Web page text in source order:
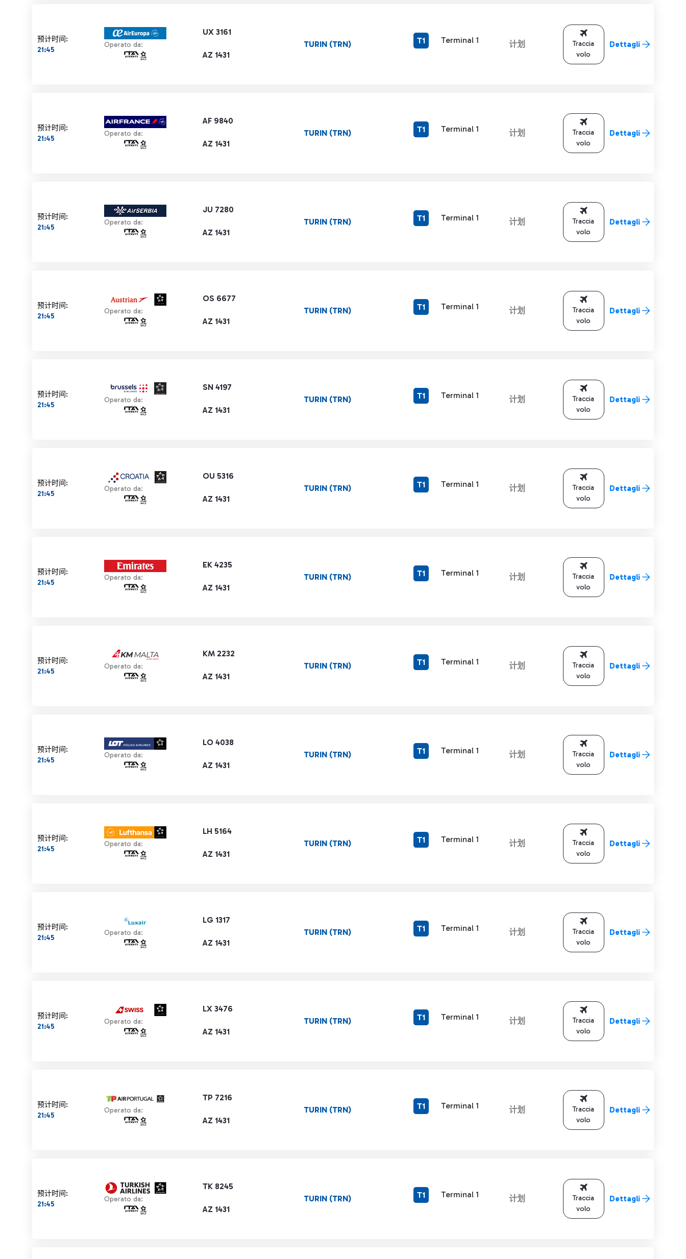
预计时间:
21:45
UX 3161
Operato da:
AZ 1431
TURIN (TRN) T1 Terminal 1 计划
Traccia
volo
Dettagli
预计时间:
21:45
AF 9840
Operato da:
AZ 1431
TURIN (TRN) T1 Terminal 1 计划
Traccia
volo
Dettagli
预计时间:
21:45
JU 7280
Operato da:
AZ 1431
TURIN (TRN) T1 Terminal 1 计划
Traccia
volo
Dettagli
预计时间:
21:45
OS 6677
Operato da:
AZ 1431
TURIN (TRN) T1 Terminal 1 计划
Traccia
volo
Dettagli
预计时间:
21:45
SN 4197
Operato da:
AZ 1431
TURIN (TRN) T1 Terminal 1 计划
Traccia
volo
Dettagli
预计时间:
21:45
OU 5316
Operato da:
AZ 1431
TURIN (TRN) T1 Terminal 1 计划
Traccia
volo
Dettagli
预计时间:
21:45
EK 4235
Operato da:
AZ 1431
TURIN (TRN) T1 Terminal 1 计划
Traccia
volo
Dettagli
预计时间:
21:45
KM 2232
Operato da:
AZ 1431
TURIN (TRN) T1 Terminal 1 计划
Traccia
volo
Dettagli
预计时间:
21:45
LO 4038
Operato da:
AZ 1431
TURIN (TRN) T1 Terminal 1 计划
Traccia
volo
Dettagli
预计时间:
21:45
LH 5164
Operato da:
AZ 1431
TURIN (TRN) T1 Terminal 1 计划
Traccia
volo
Dettagli
预计时间:
21:45
LG 1317
Operato da:
AZ 1431
TURIN (TRN) T1 Terminal 1 计划
Traccia
volo
Dettagli
预计时间:
21:45
LX 3476
Operato da:
AZ 1431
TURIN (TRN) T1 Terminal 1 计划
Traccia
volo
Dettagli
预计时间:
21:45
TP 7216
Operato da:
AZ 1431
TURIN (TRN) T1 Terminal 1 计划
Traccia
volo
Dettagli
预计时间:
21:45
TK 8245
Operato da:
AZ 1431
TURIN (TRN) T1 Terminal 1 计划
Traccia
volo
Dettagli